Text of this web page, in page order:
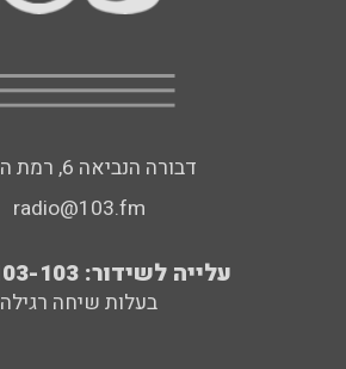
דבורה הנביאה 6, רמת השרון
radio@103.fm
עלייה לשידור: 0552-103-103
בעלות שיחה רגילה